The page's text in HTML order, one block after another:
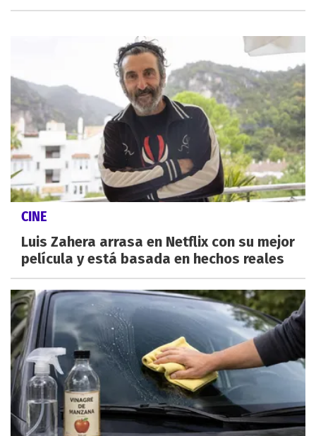
CINE
Luis Zahera arrasa en Netflix con su mejor
película y está basada en hechos reales